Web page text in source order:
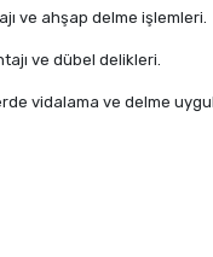
ve ahşap delme işlemleri.
ve dübel delikleri.
vidalama ve delme